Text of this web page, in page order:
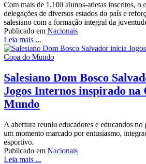
Com mais de 1.100 alunos-atletas inscritos, o
delegações de diversos estados do país e
salesiano com a formação integral da
Publicado em Nacionais
Leia mais ...
Salesiano Dom Bosco
Jogos Internos inspirado na
Mundo
A abertura reuniu educadores e educandos no
um momento marcado por entusiasmo,
esportivo.
Publicado em Nacionais
Leia mais ...